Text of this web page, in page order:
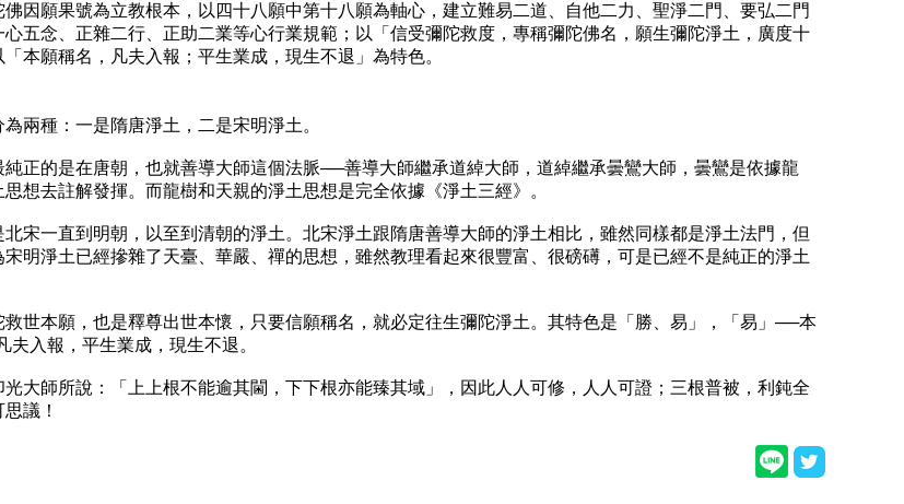
願果號為立教根本，以四十八願中第十八願為軸心，建立難易二道、自他二力、聖淨二門、要弘二門
五念、正雜二行、正助二業等心行業規範；以「信受彌陀救度，專稱彌陀佛名，願生彌陀淨土，廣度十
本願稱名，凡夫入報；平生業成，現生不退」為特色。
種：一是隋唐淨土，二是宋明淨土。
的是在唐朝，也就善導大師這個法脈──善導大師繼承道綽大師，道綽繼承曇鸞大師，曇鸞是依據龍
想去註解發揮。而龍樹和天親的淨土思想是完全依據《淨土三經》。
一直到明朝，以至到清朝的淨土。北宋淨土跟隋唐善導大師的淨土相比，雖然同樣都是淨土法門，但
明淨土已經摻雜了天臺、華嚴、禪的思想，雖然教理看起來很豐富、很磅礡，可是已經不是純正的淨土
本願，也是釋尊出世本懷，只要信願稱名，就必定往生彌陀淨土。其特色是「勝、易」，「易」──本
入報，平生業成，現生不退。
師所說：「上上根不能逾其閫，下下根亦能臻其域」，因此人人可修，人人可證；三根普被，利鈍全
議！